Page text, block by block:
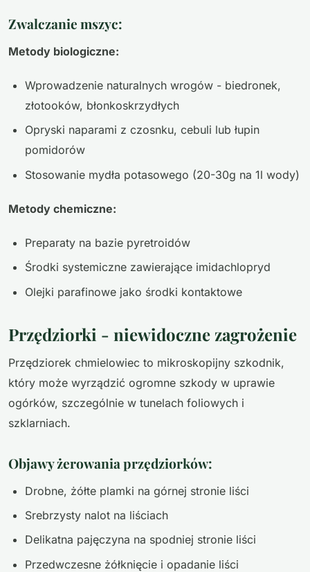
Zwalczanie mszyc:
Metody biologiczne:
Wprowadzenie naturalnych wrogów - biedronek,
złotooków, błonkoskrzydłych
Opryski naparami z czosnku, cebuli lub łupin
pomidorów
Stosowanie mydła potasowego (20-30g na 1l wody)
Metody chemiczne:
Preparaty na bazie pyretroidów
Środki systemiczne zawierające imidachlopryd
Olejki parafinowe jako środki kontaktowe
Przędziorki - niewidoczne zagrożenie
Przędziorek chmielowiec to mikroskopijny szkodnik,
który może wyrządzić ogromne szkody w uprawie
ogórków, szczególnie w tunelach foliowych i
szklarniach.
Objawy żerowania przędziorków:
Drobne, żółte plamki na górnej stronie liści
Srebrzysty nalot na liściach
Delikatna pajęczyna na spodniej stronie liści
Przedwczesne żółknięcie i opadanie liści